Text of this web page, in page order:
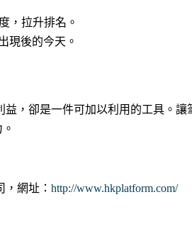
，拉升排名。
現後的今天。
，卻是一件可加以利用的工具。讓
，網址：http://www.hkplatform.com/